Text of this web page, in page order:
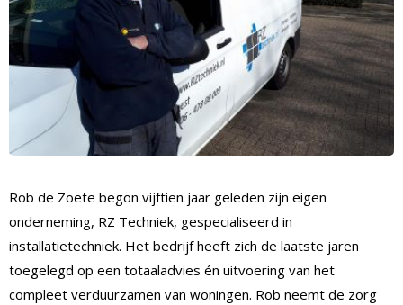
Rob de Zoete begon vijftien jaar geleden zijn eigen
onderneming, RZ Techniek, gespecialiseerd in
installatietechniek. Het bedrijf heeft zich de laatste jaren
toegelegd op een totaaladvies én uitvoering van het
compleet verduurzamen van woningen. Rob neemt de zorg